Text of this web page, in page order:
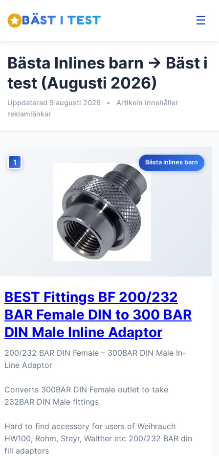
BÄST I TEST ☰
Bästa Inlines barn → Bäst i
test (Augusti 2026)
Uppdaterad 9 augusti 2026 •
Artikeln innehåller
reklamlänkar
1 Bästa inlines barn
BEST Fittings BF 200/232
BAR Female DIN to 300 BAR
DIN Male Inline Adaptor
200/232 BAR DIN Female – 300BAR DIN Male In-
Line Adaptor
Converts 300BAR DIN Female outlet to take
232BAR DIN Male fittings
Hard to find accessory for users of Weihrauch
HW100, Rohm, Steyr, Walther etc 200/232 BAR din
fill adaptors